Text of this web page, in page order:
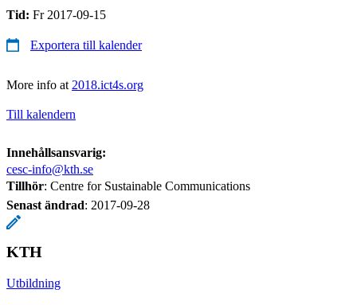
Tid: Fr 2017-09-15
Exportera till kalender
More info at 2018.ict4s.org
Till kalendern
Innehållsansvarig:
cesc-info@kth.se
Tillhör: Centre for Sustainable Communications
Senast ändrad: 2017-09-28
KTH
Utbildning